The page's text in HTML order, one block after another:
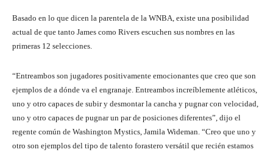
Basado en lo que dicen la parentela de la WNBA, existe una posibilidad
actual de que tanto James como Rivers escuchen sus nombres en las
primeras 12 selecciones.
“Entreambos son jugadores positivamente emocionantes que creo que son
ejemplos de a dónde va el engranaje. Entreambos increíblemente atléticos,
uno y otro capaces de subir y desmontar la cancha y pugnar con velocidad,
uno y otro capaces de pugnar un par de posiciones diferentes”, dijo el
regente común de Washington Mystics, Jamila Wideman. “Creo que uno y
otro son ejemplos del tipo de talento forastero versátil que recién estamos